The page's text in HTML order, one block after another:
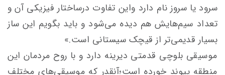
سرود یا سروز نام دارد واین تفاوت درساختار فیزیکی آن و
تعداد سیم‌هایش هم دیده می‌شود و باید بگویم این ساز
بسیار قدیمی‌تر از قیچک سیستانی است.»
موسیقی بلوچی قدمتی دیرینه دارد و با روح مردمان این
منطقه پیوند خورده است؛آنقدر که موسیقی‌های مختلف